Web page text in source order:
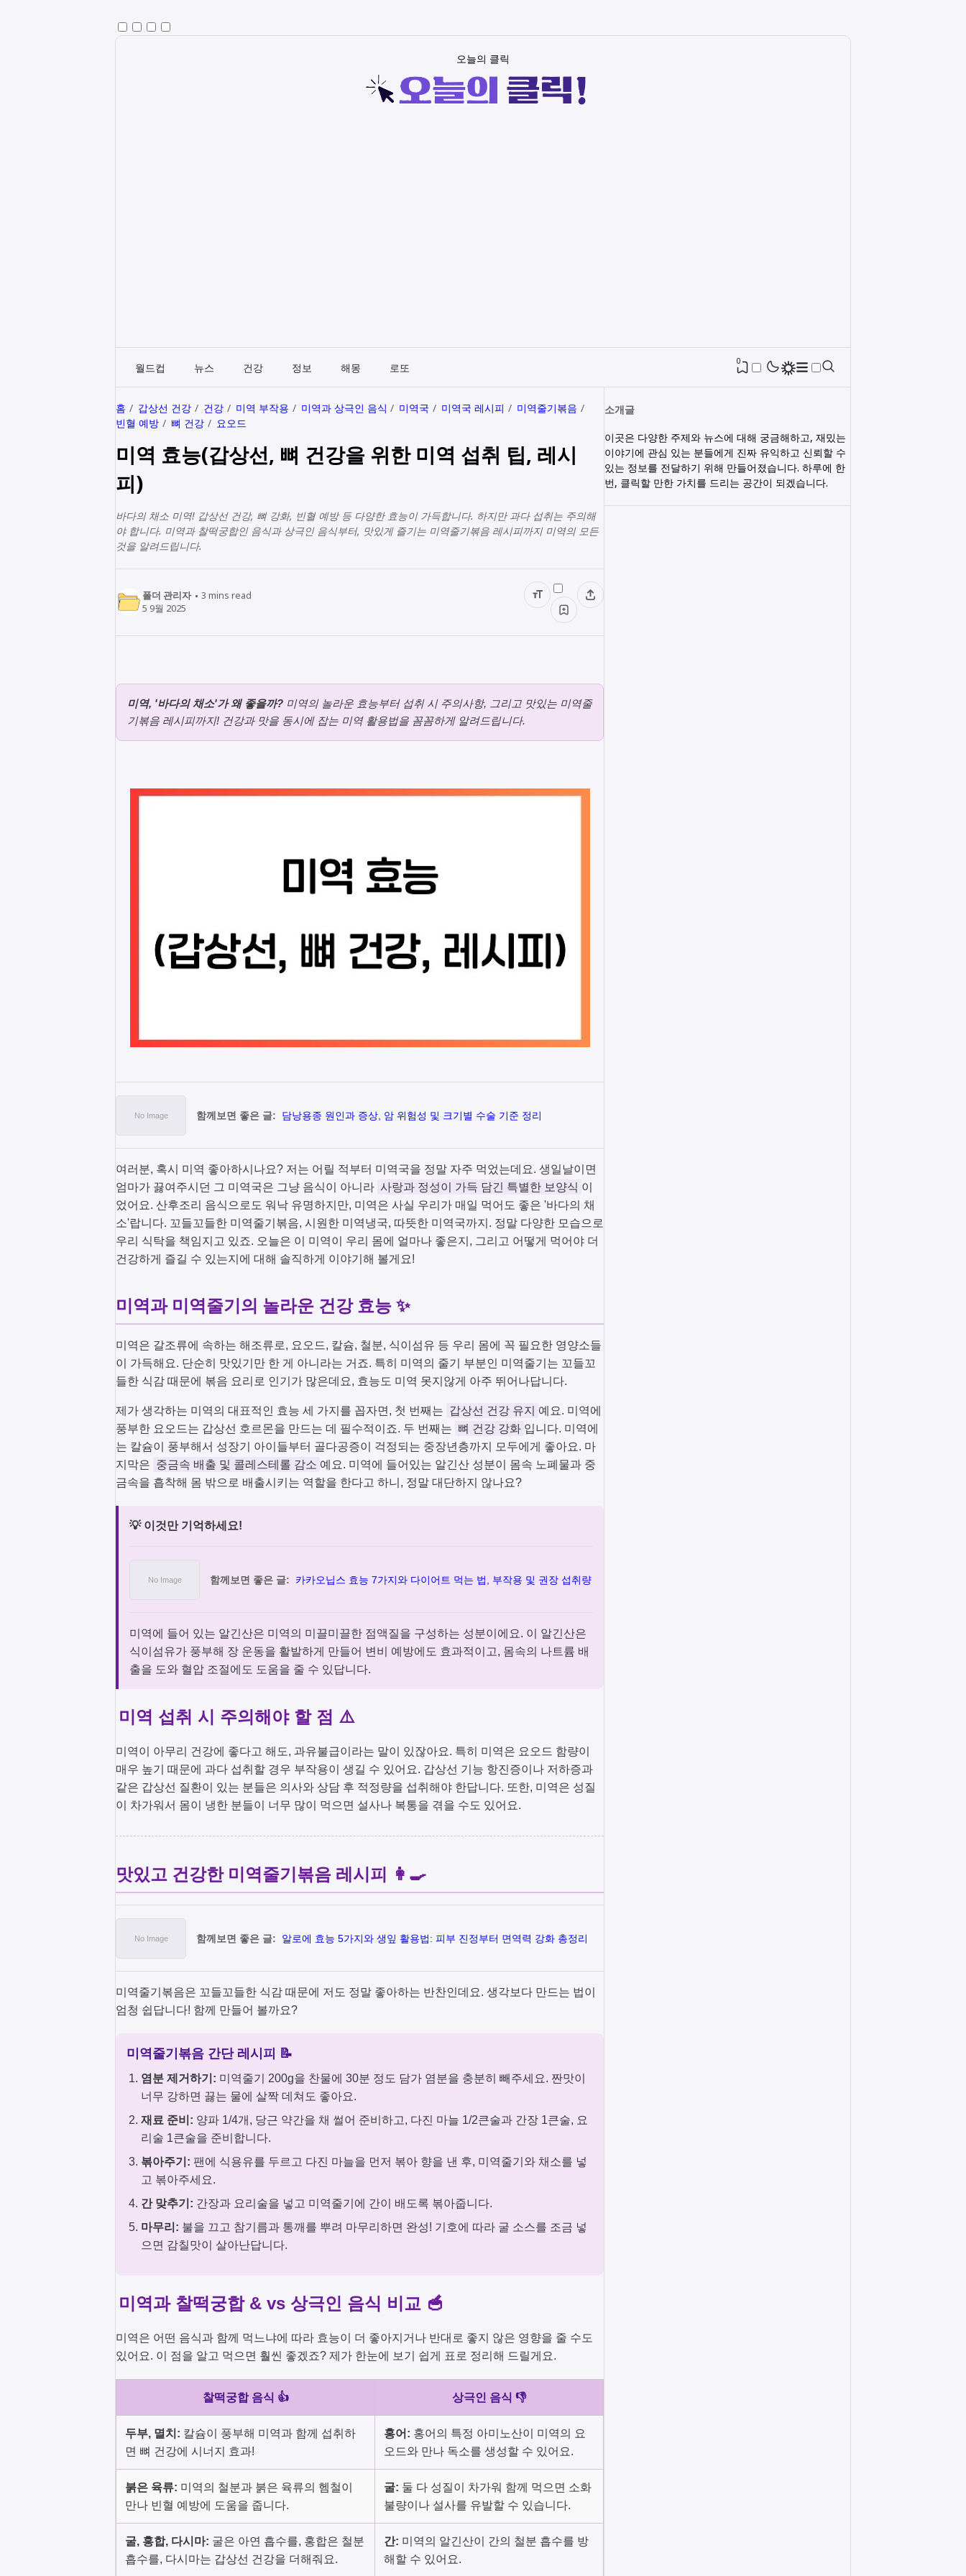
오늘의 클릭
월드컵 뉴스 건강 정보 해몽 로또
0
홈 갑상선 건강 건강 미역 부작용 미역과 상극인 음식 미역국 미역국 레시피
미역줄기볶음
빈혈 예방
뼈 건강 요오드
미역 효능(갑상선, 뼈 건강을 위한 미역 섭취 팁, 레시
피)
바다의 채소 미역! 갑상선 건강, 뼈 강화, 빈혈 예방 등 다양한 효능이 가득합니다. 하지만 과다 섭취는 주의해
야 합니다. 미역과 찰떡궁합인 음식과 상극인 음식부터, 맛있게 즐기는 미역줄기볶음 레시피까지 미역의 모든
것을 알려드립니다.
폴더 관리자 3 mins read
5 9월 2025
미역, '바다의 채소'가 왜 좋을까? 미역의 놀라운 효능부터 섭취 시 주의사항, 그리고 맛있는 미역줄
기볶음 레시피까지! 건강과 맛을 동시에 잡는 미역 활용법을 꼼꼼하게 알려드립니다.
함께보면 좋은 글: 담낭용종 원인과 증상, 암 위험성 및 크기별 수술 기준 정리
여러분, 혹시 미역 좋아하시나요? 저는 어릴 적부터 미역국을 정말 자주 먹었는데요. 생일날이면
엄마가 끓여주시던 그 미역국은 그냥 음식이 아니라 사랑과 정성이 가득 담긴 특별한 보양식 이
었어요. 산후조리 음식으로도 워낙 유명하지만, 미역은 사실 우리가 매일 먹어도 좋은 '바다의 채
소'랍니다. 꼬들꼬들한 미역줄기볶음, 시원한 미역냉국, 따뜻한 미역국까지. 정말 다양한 모습으로
우리 식탁을 책임지고 있죠. 오늘은 이 미역이 우리 몸에 얼마나 좋은지, 그리고 어떻게 먹어야 더
건강하게 즐길 수 있는지에 대해 솔직하게 이야기해 볼게요!
미역과 미역줄기의 놀라운 건강 효능 ✨
미역은 갈조류에 속하는 해조류로, 요오드, 칼슘, 철분, 식이섬유 등 우리 몸에 꼭 필요한 영양소들
이 가득해요. 단순히 맛있기만 한 게 아니라는 거죠. 특히 미역의 줄기 부분인 미역줄기는 꼬들꼬
들한 식감 때문에 볶음 요리로 인기가 많은데요, 효능도 미역 못지않게 아주 뛰어나답니다.
제가 생각하는 미역의 대표적인 효능 세 가지를 꼽자면, 첫 번째는 갑상선 건강 유지
예요. 미역에
풍부한 요오드는 갑상선 호르몬을 만드는 데 필수적이죠. 두 번째는 뼈 건강 강화 입니다. 미역에
는 칼슘이 풍부해서 성장기 아이들부터 골다공증이 걱정되는 중장년층까지 모두에게 좋아요. 마
지막은 중금속 배출 및 콜레스테롤 감소 예요. 미역에 들어있는 알긴산 성분이 몸속 노폐물과 중
금속을 흡착해 몸 밖으로 배출시키는 역할을 한다고 하니, 정말 대단하지 않나요?
💡 이것만 기억하세요!
함께보면 좋은 글: 카카오닙스 효능 7가지와 다이어트 먹는 법, 부작용 및 권장 섭취량
미역에 들어 있는 알긴산은 미역의 미끌미끌한 점액질을 구성하는 성분이에요. 이 알긴산은
식이섬유가 풍부해 장 운동을 활발하게 만들어 변비 예방에도 효과적이고, 몸속의 나트륨 배
출을 도와 혈압 조절에도 도움을 줄 수 있답니다.
미역 섭취 시 주의해야 할 점 ⚠️
미역이 아무리 건강에 좋다고 해도, 과유불급이라는 말이 있잖아요. 특히 미역은 요오드 함량이
매우 높기 때문에 과다 섭취할 경우 부작용이 생길 수 있어요. 갑상선 기능 항진증이나 저하증과
같은 갑상선 질환이 있는 분들은 의사와 상담 후 적정량을 섭취해야 한답니다. 또한, 미역은 성질
이 차가워서 몸이 냉한 분들이 너무 많이 먹으면 설사나 복통을 겪을 수도 있어요.
맛있고 건강한 미역줄기볶음 레시피 👩‍🍳
함께보면 좋은 글: 알로에 효능 5가지와 생잎 활용법: 피부 진정부터 면역력 강화 총정리
미역줄기볶음은 꼬들꼬들한 식감 때문에 저도 정말 좋아하는 반찬인데요. 생각보다 만드는 법이
엄청 쉽답니다! 함께 만들어 볼까요?
미역줄기볶음 간단 레시피 📝
염분 제거하기: 미역줄기 200g을 찬물에 30분 정도 담가 염분을 충분히 빼주세요. 짠맛이
너무 강하면 끓는 물에 살짝 데쳐도 좋아요.
재료 준비: 양파 1/4개, 당근 약간을 채 썰어 준비하고, 다진 마늘 1/2큰술과 간장 1큰술, 요
리술 1큰술을 준비합니다.
볶아주기: 팬에 식용유를 두르고 다진 마늘을 먼저 볶아 향을 낸 후, 미역줄기와 채소를 넣
고 볶아주세요.
간 맞추기: 간장과 요리술을 넣고 미역줄기에 간이 배도록 볶아줍니다.
마무리: 불을 끄고 참기름과 통깨를 뿌려 마무리하면 완성! 기호에 따라 굴 소스를 조금 넣
으면 감칠맛이 살아난답니다.
미역과 찰떡궁합 & vs 상극인 음식 비교 🥣
미역은 어떤 음식과 함께 먹느냐에 따라 효능이 더 좋아지거나 반대로 좋지 않은 영향을 줄 수도
있어요. 이 점을 알고 먹으면 훨씬 좋겠죠? 제가 한눈에 보기 쉽게 표로 정리해 드릴게요.
찰떡궁합 음식 👍 상극인 음식 👎
두부, 멸치: 칼슘이 풍부해 미역과 함께 섭취하
면 뼈 건강에 시너지 효과!
홍어: 홍어의 특정 아미노산이 미역의 요
오드와 만나 독소를 생성할 수 있어요.
붉은 육류: 미역의 철분과 붉은 육류의 헴철이
만나 빈혈 예방에 도움을 줍니다.
굴: 둘 다 성질이 차가워 함께 먹으면 소화
불량이나 설사를 유발할 수 있습니다.
굴, 홍합, 다시마: 굴은 아연 흡수를, 홍합은 철분
흡수를, 다시마는 갑상선 건강을 더해줘요.
간: 미역의 알긴산이 간의 철분 흡수를 방
해할 수 있어요.
소개글
이곳은 다양한 주제와 뉴스에 대해 궁금해하고, 재밌는
이야기에 관심 있는 분들에게 진짜 유익하고 신뢰할 수
있는 정보를 전달하기 위해 만들어졌습니다. 하루에 한
번, 클릭할 만한 가치를 드리는 공간이 되겠습니다.